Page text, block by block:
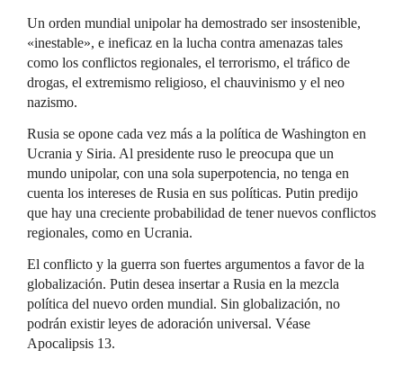
Un orden mundial unipolar ha demostrado ser insostenible,
«inestable», e ineficaz en la lucha contra amenazas tales
como los conflictos regionales, el terrorismo, el tráfico de
drogas, el extremismo religioso, el chauvinismo y el neo
nazismo.
Rusia se opone cada vez más a la política de Washington en
Ucrania y Siria. Al presidente ruso le preocupa que un
mundo unipolar, con una sola superpotencia, no tenga en
cuenta los intereses de Rusia en sus políticas. Putin predijo
que hay una creciente probabilidad de tener nuevos conflictos
regionales, como en Ucrania.
El conflicto y la guerra son fuertes argumentos a favor de la
globalización. Putin desea insertar a Rusia en la mezcla
política del nuevo orden mundial. Sin globalización, no
podrán existir leyes de adoración universal. Véase
Apocalipsis 13.